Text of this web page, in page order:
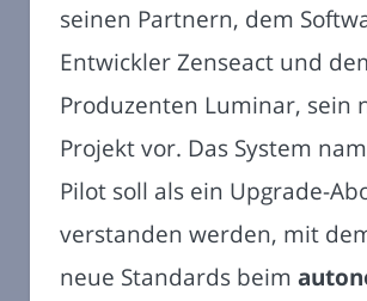
seinen Partnern, dem
Entwickler Zenseact und
Produzenten Luminar, sein
Projekt vor. Das System
Pilot soll als ein Upgrade-
verstanden werden, mit
neue Standards beim